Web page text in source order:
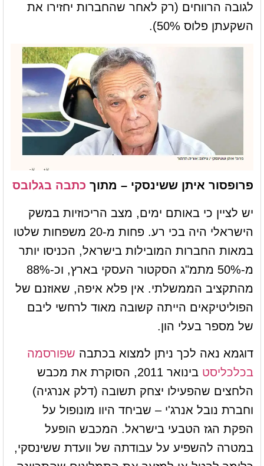
לגובה הרווחים (רק לאחר שהחברות יחזירו את
השקעתן פלוס 50%).
פרופסור איתן ששינסקי – מתוך כתבה בגלובס
יש לציין כי באותם ימים, מצב הריכוזיות במשק
הישראלי היה בכי רע. פחות מ-20 משפחות שלטו
במאות החברות המובילות בישראל, הכניסו יותר
מ-50% מתמ"ג הסקטור העסקי בארץ, וכ-88%
מהתקציב הממשלתי. אין פלא איפה, שאוזנם של
הפוליטיקאים הייתה קשובה מאוד לרחשי ליבם
של מספר בעלי הון.
דוגמא נאה לכך ניתן למצוא בכתבה שפורסמה
בכלכליסט
בינואר 2011, הסוקרת את מכבש
הלחצים שהפעילו יצחק תשובה (דלק אנרגיה)
וחברת נובל אנרג'י – שביחד היוו מונופול על
הפקת הגז הטבעי בישראל. המכבש הופעל
במטרה להשפיע על עבודתה של וועדת ששינסקי,